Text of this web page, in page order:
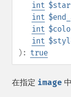
int
int
int
int
): true
在指定 image